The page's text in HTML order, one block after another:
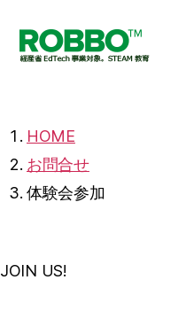
ラ
ミ
ン
グ
ロ
HOME
お問合せ
体験会参加
JOIN US!